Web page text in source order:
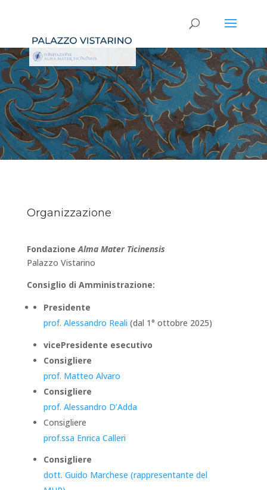
Organizzazione
FondazioneAlma Mater Ticinensis
Palazzo Vistarino
Consiglio di Amministrazione:
Presidente
prof. Alessandro Reali (dal 1° ottobre 2025)
vicePresidente esecutivo
Consigliere
prof. Matteo Alvaro
Consigliere
prof. Alessandro D’Adda
Consigliere
prof.ssa Enrica Calleri
Consigliere
dott. Guido Marchese (rappresentante del